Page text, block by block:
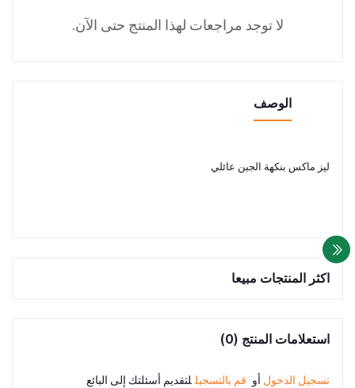
لا توجد مراجعات لهذا المنتج حتى الآن.
الوصف
ليز ماكس بنكهة الجبن عائلي
اكثر المنتجات مبيعا
استعلامات المنتج (0)
تسجيل الدخول أو قم بالتسجيل لتقديم أسئلتك إلى البائع